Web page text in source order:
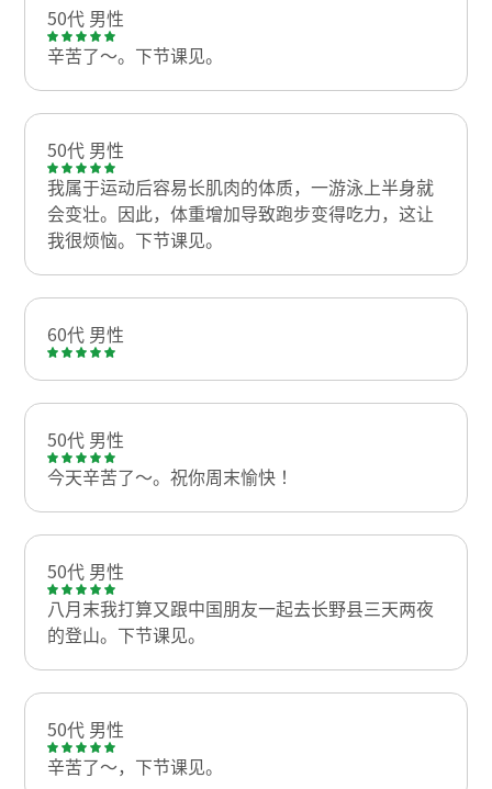
50代 男性
辛苦了～。下节课见。
50代 男性
我属于运动后容易长肌肉的体质，一游泳上半身就
会变壮。因此，体重增加导致跑步变得吃力，这让
我很烦恼。下节课见。
60代 男性
50代 男性
今天辛苦了～。祝你周末愉快！
50代 男性
八月末我打算又跟中国朋友一起去长野县三天两夜
的登山。下节课见。
50代 男性
辛苦了～，下节课见。